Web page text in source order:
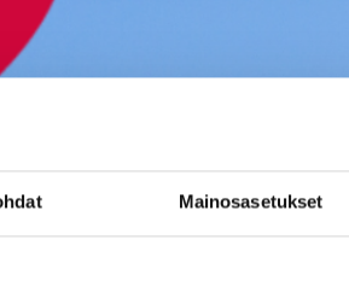
Mainosasetukset